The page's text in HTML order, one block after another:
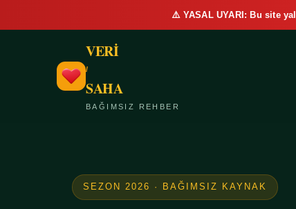
⚠️ YASAL UYARI: Bu site
VERİ
/
SAHA
BAĞIMSIZ REHBER
SEZON 2026 · BAĞIMSIZ KAYNAK